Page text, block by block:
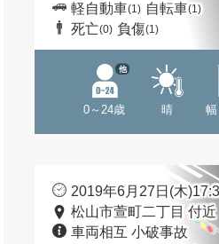
軽自動車(1) 自転車(1)
死亡(0) 負傷(1)
0～24歳
他
晴
2019年6月27日(木
松山市萱町二丁目 付近
車両相互 小破事故